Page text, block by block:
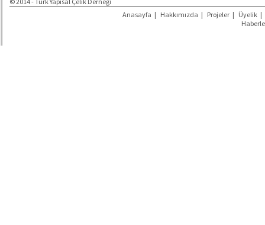
Anasayfa | Hakkımızda | Projeler | Üyelik |